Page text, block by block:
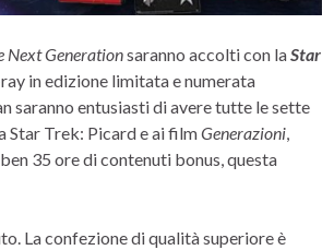
Next Generationsaranno accolti con laStar
in edizione limitata e numerata
saranno entusiasti di avere tutte le sette
Star Trek: Picard e ai filmGenerazioni,
ben 35 ore di contenuti bonus, questa
La confezione di qualità superiore è